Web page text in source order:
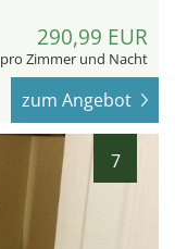
290,99 EUR
pro Zimmer und Nacht
zum Angebot
7